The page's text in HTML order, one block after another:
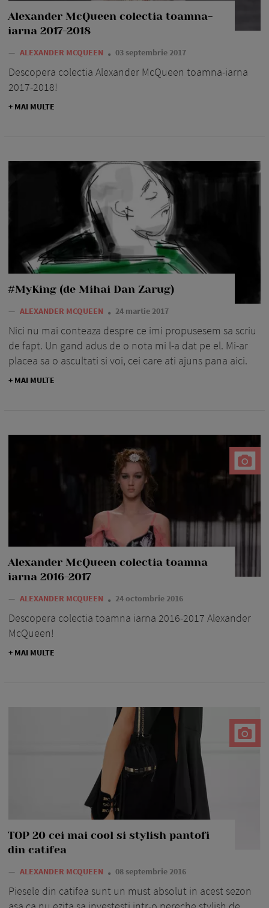
Alexander McQueen colectia toamna-
iarna 2017-2018
— ALEXANDER MCQUEEN 03 septembrie 2017
Descopera colectia Alexander McQueen toamna-iarna
2017-2018!
+ MAI MULTE
#MyKing (de Mihai Dan Zarug)
— ALEXANDER MCQUEEN 24 martie 2017
Nici nu mai conteaza despre ce imi propusesem sa scriu
de fapt. Un gand adus de o nota mi l-a dat pe el. Mi-ar
placea sa o ascultati si voi, cei care ati ajuns pana aici.
+ MAI MULTE
Alexander McQueen colectia toamna
iarna 2016-2017
— ALEXANDER MCQUEEN 24 octombrie 2016
Descopera colectia toamna iarna 2016-2017 Alexander
McQueen!
+ MAI MULTE
TOP 20 cei mai cool si stylish pantofi
din catifea
— ALEXANDER MCQUEEN 08 septembrie 2016
Piesele din catifea sunt un must absolut in acest sezon